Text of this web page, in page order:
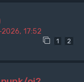
17:52
1 2